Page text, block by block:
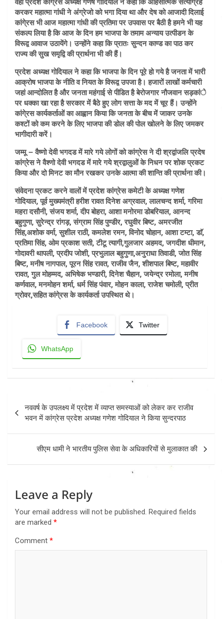
वहीं प्रदेश कांग्रेस अध्यक्ष गणेष गोदियाल ने कहा कि अहिंसात्मक सत्याग्रह
करकर महात्मा गांधी ने अंग्रेजो को भगा दिया था और देष को आजादी दिलाई
कांगे्रस भी आज महात्मा गांधी की प्रतिमा पर उपवास पर बैठी है हमने भी यह
संकल्प लिया है कि आज के दिन हम भाजपा के तमाम अन्याय उत्पीडन के
विरूद्व आवाज उठायेंगे। उन्होंने कहा कि प्रातः सुन्दन काण्ड का पाठ कर
राज्य की सुख समृद्वि की प्रार्थना भी की हैं।
प्रदेश अध्यक्ष गोदियाल ने कहा कि भाजपा के दिन पूरे हो गये है जनता में भारी
आक्रोष भाजपा के नीति व नियत के विरूद्व उपजा है। हजारों लाखों कर्मचारी
जहां आन्दोलित है और जनता महंगाई से पीडित है बेरोजगार नौजवान सड़कांे
पर धक्का खा रहा है सरकार में बैठे हुए लोग सत्ता के मद में चूर हैं। उन्होंने
कांगे्रस कार्यकर्ताओं का आह्वान किया कि जनता के बीच में जाकर उनके
कश्टों को कम करने के लिए भाजपा की डोल की पोल खोलने के लिए जमकर
भागीदारी करें।
जम्मू – वैष्णो देवी भगदड में मारे गये लोगों को कांग्रेस ने दी श्रद्वांजलि प्रदेष
कांग्रेस ने वैश्णो देवी भगदड में मारे गये श्रद्वालुओं के निधन पर शोक प्रकट
किया और दो मिनट का मौन रखकर उनके आत्मा की शान्ति की प्रार्थना की।
संवेदना प्रकट करने वालों में प्रदेश कांग्रेस कमेटी के अध्यक्ष गणेश
गोदियाल, पूर्व मुख्यमंत्री हरीश रावत दिनेश अग्रवाल, लालचन्द शर्मा, गरिमा
महरा दसौनी, संजय शर्मा, दीप बोहरा, आशा मनोरमा डोबरियाल, आनन्द
बहुगुणा, सुरेन्द्र रांगड़, संग्राम सिंह पुण्डीर, रघुवीर बिष्ट, अमरजीत
सिंह,अशोक वर्मा, सुशील राठी, कमलेश रमन, विनोद चोहान, आशा टम्टा, डाॅ,
प्रतिमा सिंह, ओम प्रकाश सती, टीटू त्यागी,गुलजार अहमद, जगदीश धीमान,
गोदावरी थापली, प्रदीप जोशी, प्रभुलाल बहुगुणा,अनुराधा तिवाडी, जोत सिंह
बिष्ट, मनीष नागपाल, पूरन सिंह रावत, राजीव जैन, शीशपाल बिष्ट, महावीर
रावत, गुल मोहम्मद, अभिषेक भण्डारी, दिनेश चैहान, जयेन्द्र रमोला, मनीष
कर्णवाल, मनमोहन शर्मा, धर्म सिंह पंवार, मोहन काला, राजेश चमोली, प्रीत
ग्रोवर,सहित कांगे्रस के कार्यकर्ता उपस्थित थे।
Facebook Twitter
WhatsApp
navigation
नववर्ष के उपलक्ष्य में प्रदेश में व्याप्त समस्याओं को लेकर कर राजीव
भवन में कांग्रेस प्रदेश अध्यक्ष गणेश गोदियाल ने किया सुन्दरपाठ
सीएम धामी ने भारतीय पुलिस सेवा के अधिकारियों से मुलाकात की
Leave a Reply
Your email address will not be published. Required fields
are marked *
Comment *